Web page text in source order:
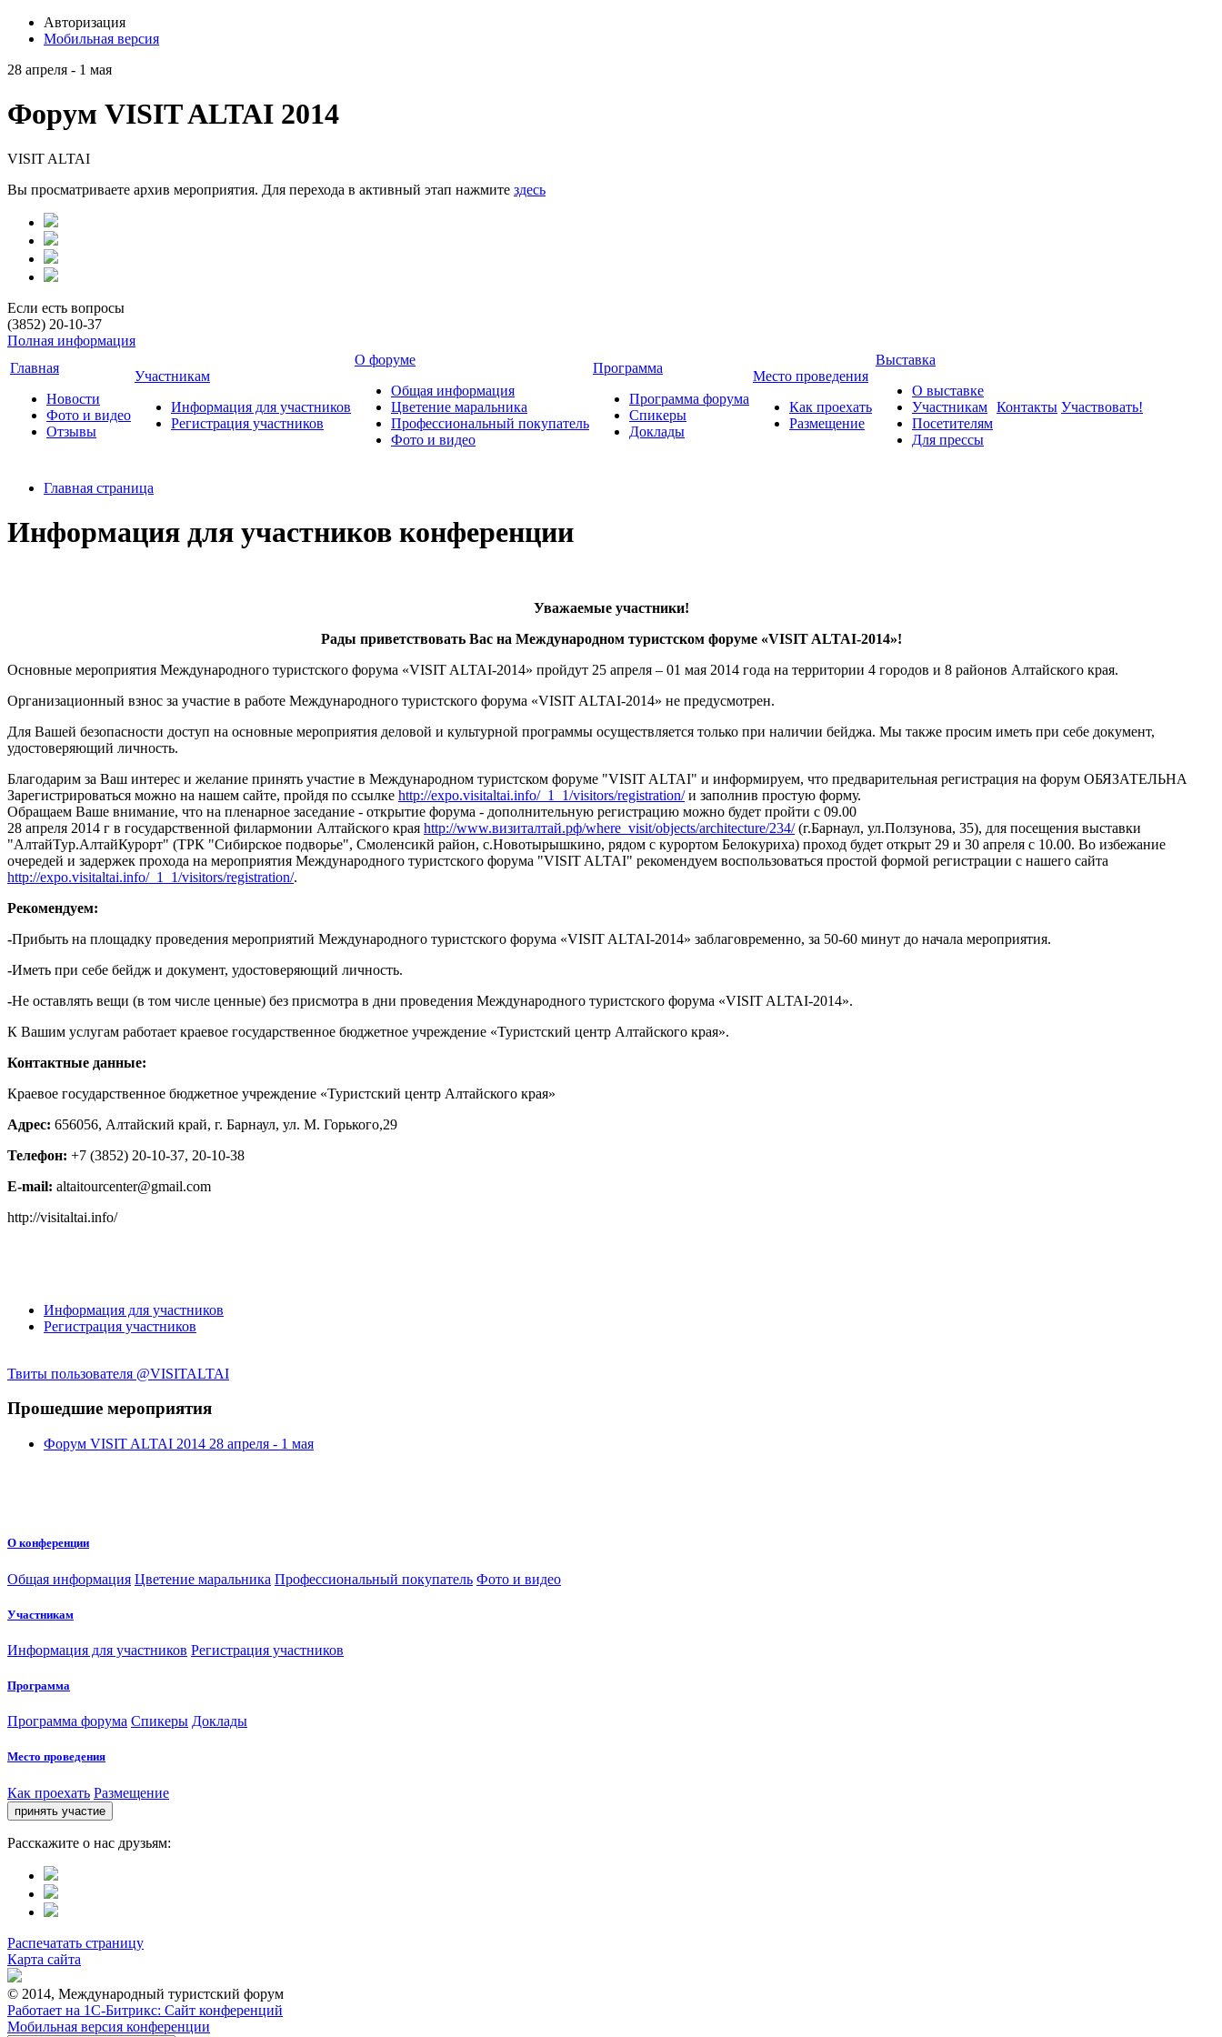
Авторизация
Мобильная версия
28 апреля - 1 мая
Форум VISIT ALTAI 2014
VISIT ALTAI
Вы просматриваете архив мероприятия. Для перехода в активный этап нажмите здесь
Если есть вопросы
(3852) 20-10-37
Полная информация
Главная
Новости
Фото и видео
Отзывы
Участникам
Информация для участников
Регистрация участников
О форуме
Общая информация
Цветение маральника
Профессиональный покупатель
Фото и видео
Программа
Программа форума
Спикеры
Доклады
Место проведения
Как проехать
Размещение
Выставка
О выставке
Участникам
Посетителям
Для прессы
Контакты Участвовать!
Главная страница
Информация для участников конференции
Уважаемые участники!
Рады приветствовать Вас на Международном туристском форуме «VISIT ALTAI-2014»!
Основные мероприятия Международного туристского форума «VISIT ALTAI-2014» пройдут 25 апреля – 01 мая 2014 года на территории 4 городов и 8 районов Алтайского края.
Организационный взнос за участие в работе Международного туристского форума «VISIT ALTAI-2014» не предусмотрен.
Для Вашей безопасности доступ на основные мероприятия деловой и культурной программы осуществляется только при наличии бейджа. Мы также просим иметь при себе документ,
удостоверяющий личность.
Благодарим за Ваш интерес и желание принять участие в Международном туристском форуме "VISIT ALTAI" и информируем, что предварительная регистрация на форум ОБЯЗАТЕЛЬНА
Зарегистрироваться можно на нашем сайте, пройдя по ссылке http://expo.visitaltai.info/_ 1_1/visitors/registration/и заполнив простую форму.
Обращаем Ваше внимание, что на пленарное заседание - открытие форума - дополнительную регистрацию можно будет пройти с 09.00
28 апреля 2014 г в государственной филармонии Алтайского края http://www.визиталтай.рф/where_visit/objects/architecture/234/(г.Барнаул, ул.Ползунова, 35), для посещения выставки
"АлтайТур.АлтайКурорт" (ТРК "Сибирское подворье", Смоленсикй район, с.Новотырышкино, рядом с курортом Белокуриха) проход будет открыт 29 и 30 апреля с 10.00. Во избежание
очередей и задержек прохода на мероприятия Международного туристского форума "VISIT ALTAI" рекомендуем воспользоваться простой формой регистрации с нашего сайта
http://expo.visitaltai.info/_ 1_1/visitors/registration/.
Рекомендуем:
-Прибыть на площадку проведения мероприятий Международного туристского форума «VISIT ALTAI-2014» заблаговременно, за 50-60 минут до начала мероприятия.
-Иметь при себе бейдж и документ, удостоверяющий личность.
-Не оставлять вещи (в том числе ценные) без присмотра в дни проведения Международного туристского форума «VISIT ALTAI-2014».
К Вашим услугам работает краевое государственное бюджетное учреждение «Туристский центр Алтайского края».
Контактные данные:
Краевое государственное бюджетное учреждение «Туристский центр Алтайского края»
Адрес: 656056, Алтайский край, г. Барнаул, ул. М. Горького,29
Телефон: +7 (3852) 20-10-37, 20-10-38
E-mail: altaitourcenter@gmail.com
http://visitaltai.info/
Информация для участников
Регистрация участников
Твиты пользователя @VISITALTAI
Прошедшие мероприятия
Форум VISIT ALTAI 2014 28 апреля - 1 мая
О конференции
Общая информация Цветение маральника Профессиональный покупатель Фото и видео
Участникам
Информация для участников Регистрация участников
Программа
Программа форума Спикеры Доклады
Место проведения
Как проехать Размещение
Расскажите о нас друзьям:
Распечатать страницу
Карта сайта
© 2014, Международный туристский форум
Работает на 1С-Битрикс: Сайт конференций
Мобильная версия конференции